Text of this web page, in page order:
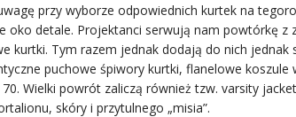
przy wyborze odpowiednich kurtek na
oko detale. Projektanci serwują nam powtórkę z
kurtki. Tym razem jednak dodają do nich
puchowe śpiwory kurtki, flanelowe
Wielki powrót zaliczą również tzw. varsity
skóry i przytulnego „misia”.